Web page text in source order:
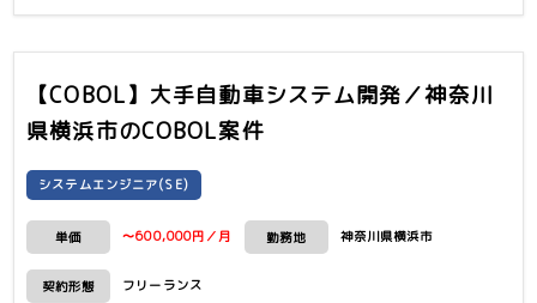
【COBOL】大手自動車システム開発／神奈川
県横浜市のCOBOL案件
システムエンジニア(SE)
単価 〜600,000円／月 勤務地 神奈川県横浜市
契約形態 フリーランス